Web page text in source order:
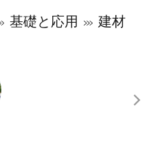
基礎と応用 建材